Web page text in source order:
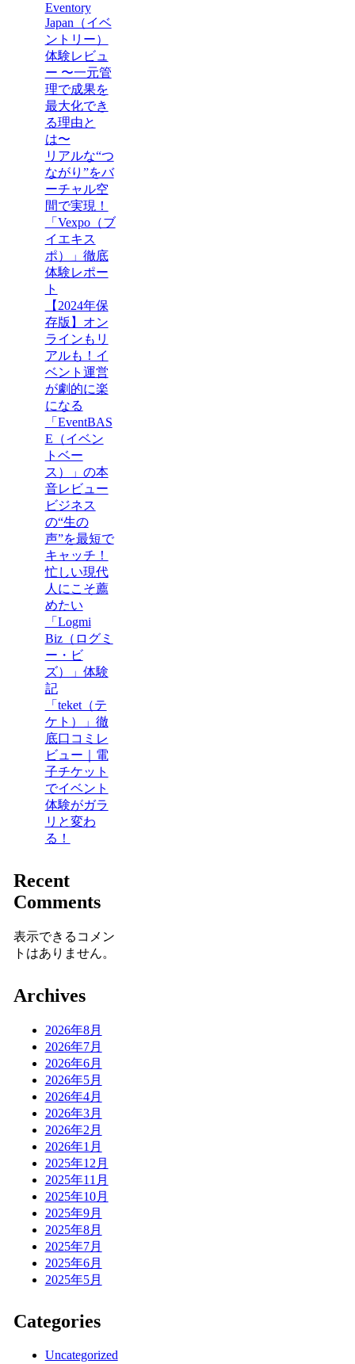
Eventory
Japan（イベ
ントリー）
体験レビュ
ー 〜一元管
理で成果を
最大化でき
る理由と
は〜
リアルな“つ
ながり”をバ
ーチャル空
間で実現！
「Vexpo（ブ
イエキス
ポ）」徹底
体験レポー
ト
【2024年保
存版】オン
ラインもリ
アルも！イ
ベント運営
が劇的に楽
になる
「EventBAS
E（イベン
トベー
ス）」の本
音レビュー
ビジネス
の“生の
声”を最短で
キャッチ！
忙しい現代
人にこそ薦
めたい
「Logmi
Biz（ログミ
ー・ビ
ズ）」体験
記
「teket（テ
ケト）」徹
底口コミレ
ビュー｜電
子チケット
でイベント
体験がガラ
リと変わ
る！
Recent
Comments
表示できるコメン
トはありません。
Archives
2026年8月
2026年7月
2026年6月
2026年5月
2026年4月
2026年3月
2026年2月
2026年1月
2025年12月
2025年11月
2025年10月
2025年9月
2025年8月
2025年7月
2025年6月
2025年5月
Categories
Uncategorized